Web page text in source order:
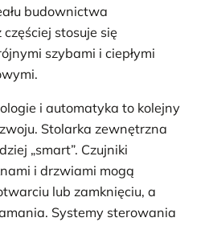
budownictwa
stosuje się
szybami i ciepłymi
i automatyka to kolejny
Stolarka zewnętrzna
„smart”. Czujniki
i drzwiami mogą
lub zamknięciu, a
Systemy sterowania